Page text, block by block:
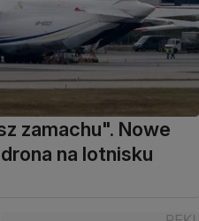
zamachu". Nowe
na lotnisku